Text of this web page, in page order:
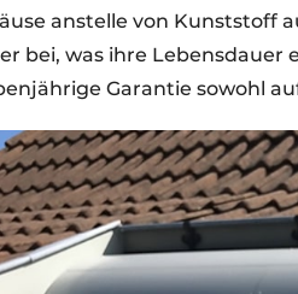
anstelle von Kunststoff
bei, was ihre
Garantie sowohl